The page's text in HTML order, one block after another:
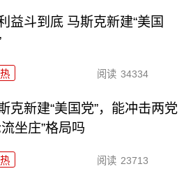
益斗到底 马斯克新建“美国
阅读 34334
克新建“美国党”，能冲击两党
流坐庄”格局吗
阅读 23713